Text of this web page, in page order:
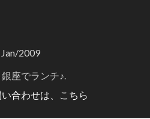
2009
座でランチ♪.
合わせは、こちら